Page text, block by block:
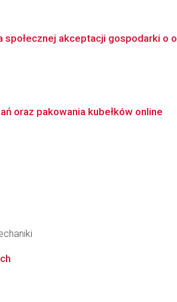
akceptacji gospodarki o
oraz pakowania kubełków online